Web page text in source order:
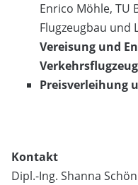
Enrico Möhle, TU
Flugzeugbau und
Vereisung und
Preisverleihung
Kontakt
Dipl.-Ing. Shanna